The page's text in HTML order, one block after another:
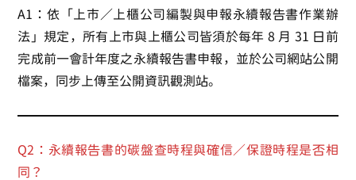
A1：依「上市／上櫃公司編製與申報永續報告書作業辦
法」規定，所有上市與上櫃公司皆須於每年 8 月 31 日前
完成前一會計年度之永續報告書申報，並於公司網站公開
檔案，同步上傳至公開資訊觀測站。
Q2：永續報告書的碳盤查時程與確信／保證時程是否相
同？